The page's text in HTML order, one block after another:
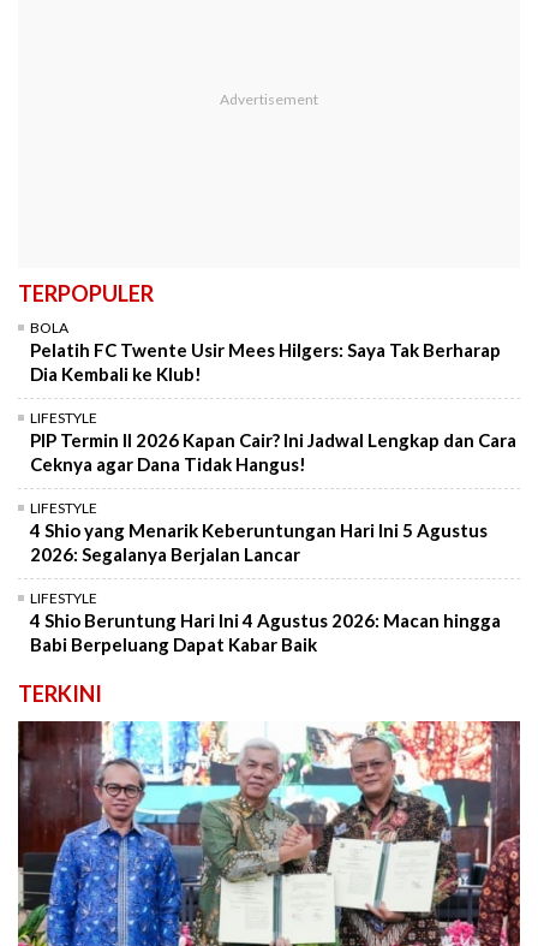
TERPOPULER
BOLA
Pelatih FC Twente Usir Mees Hilgers: Saya Tak Berharap
Dia Kembali ke Klub!
LIFESTYLE
PIP Termin II 2026 Kapan Cair? Ini Jadwal Lengkap dan Cara
Ceknya agar Dana Tidak Hangus!
LIFESTYLE
4 Shio yang Menarik Keberuntungan Hari Ini 5 Agustus
2026: Segalanya Berjalan Lancar
LIFESTYLE
4 Shio Beruntung Hari Ini 4 Agustus 2026: Macan hingga
Babi Berpeluang Dapat Kabar Baik
TERKINI